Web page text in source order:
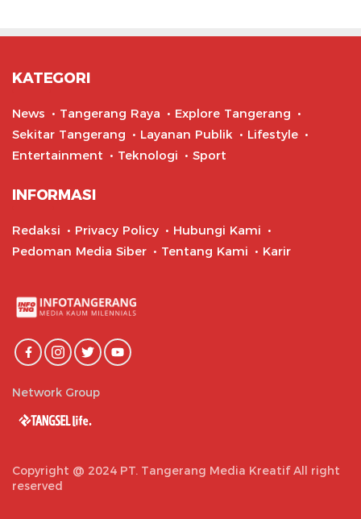
KATEGORI
News Tangerang Raya
Explore Tangerang
Sekitar Tangerang
Layanan Publik
Lifestyle
Entertainment
Teknologi Sport
INFORMASI
Redaksi Privacy Policy
Hubungi Kami
Pedoman Media Siber
Tentang Kami Karir
Network Group
Copyright @ 2024 PT. Tangerang Media Kreatif All right
reserved